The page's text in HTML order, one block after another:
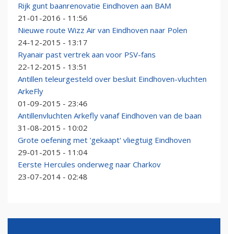
Rijk gunt baanrenovatie Eindhoven aan BAM
21-01-2016 - 11:56
Nieuwe route Wizz Air van Eindhoven naar Polen
24-12-2015 - 13:17
Ryanair past vertrek aan voor PSV-fans
22-12-2015 - 13:51
Antillen teleurgesteld over besluit Eindhoven-vluchten
ArkeFly
01-09-2015 - 23:46
Antillenvluchten Arkefly vanaf Eindhoven van de baan
31-08-2015 - 10:02
Grote oefening met 'gekaapt' vliegtuig Eindhoven
29-01-2015 - 11:04
Eerste Hercules onderweg naar Charkov
23-07-2014 - 02:48